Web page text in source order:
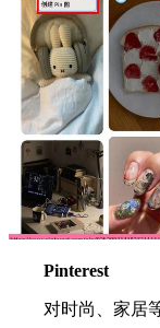
Pinterest
对时尚、家居等